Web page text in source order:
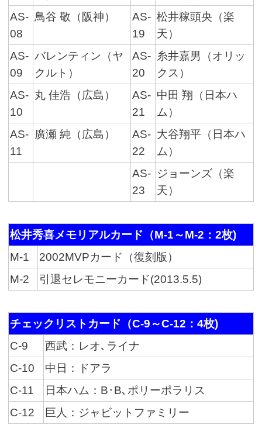
AS-
08
鳥谷 敬（阪神）
AS-
19
松井稼頭央（楽
天）
AS-
09
バレンティン（ヤ
クルト）
AS-
20
糸井嘉男（オリッ
クス）
AS-
10
丸 佳浩（広島）
AS-
21
中田 翔（日本ハ
ム）
AS-
11
廣瀬 純（広島）
AS-
22
大谷翔平（日本ハ
ム）
AS-
23
ジョーンズ（楽
天）
松井秀喜メモリアルカード（M-1～M-2：2枚)
M-1
2002MVPカード（復刻版）
M-2
引退セレモニーカード(2013.5.5)
チェックリストカード（C-9～C-12：4枚)
C-9
西武：レオ､ライナ
C-10
中日：ドアラ
C-11
日本ハム：B･B､ポリーポラリス
C-12
巨人：ジャビットファミリー